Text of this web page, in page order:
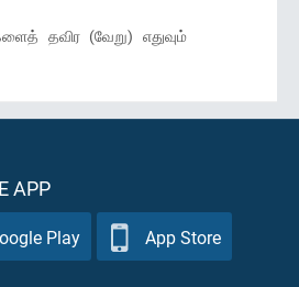
தவிர (வேறு) எதுவும்
APP
Play App Store